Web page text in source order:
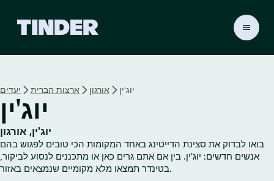
ת
י
נ
ד
יעדים ארצות הברית אורגון יוג'ין
יוג'ין
יוג'ין, אורגון
בואו לבדוק את סצינת הדייטינג באחד המקומות הכי טובים לפגוש בהם
אנשים חדשים: יוג'ין. בין אם אתם גרים כאן או מתכננים לנסוע לביקור,
בטינדר תמצאו מלא מקומיים שנמצאים באזור.